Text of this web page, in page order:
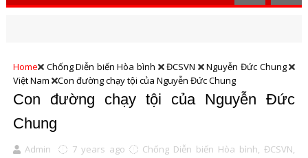
Home Chống Diễn biến Hòa bình ĐCSVN
Nguyễn Đức Chung
Việt Nam
Con đường chạy tội của Nguyễn Đức Chung
Con đường chạy tội của Nguyễn Đức
Chung
Admin 7 years ago Chống Diễn biến Hòa bình, ĐCSVN,